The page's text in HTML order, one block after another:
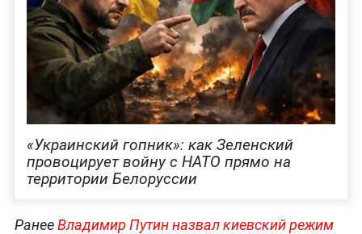
«Украинский гопник»: как Зеленский
провоцирует войну с НАТО прямо на
территории Белоруссии
РанееВладимир Путин назвал киевский режим